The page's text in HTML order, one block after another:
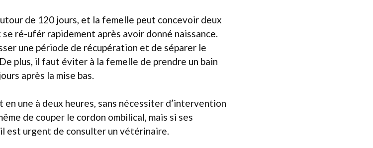
de 120 jours, et la femelle peut concevoir deux
ré-ufér rapidement après avoir donné naissance.
une période de récupération et de séparer le
plus, il faut éviter à la femelle de prendre un bain
après la mise bas.
en une à deux heures, sans nécessiter d’intervention
de couper le cordon ombilical, mais si ses
est urgent de consulter un vétérinaire.